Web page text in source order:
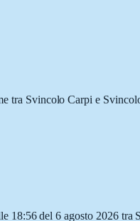
tra Svincolo Carpi e
18:56 del 6 agosto 2026